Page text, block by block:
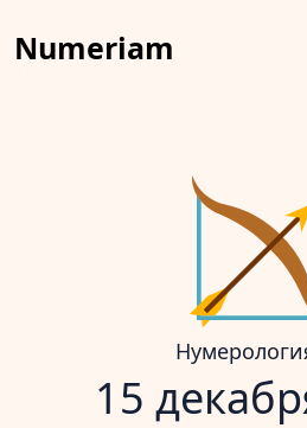
Numeriam
Матрица
Гороскоп
Календарь
15